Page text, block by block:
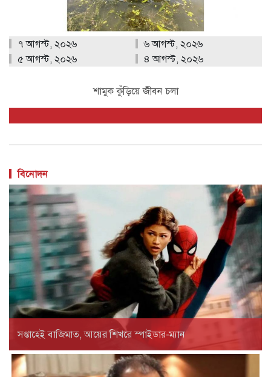
৭ আগস্ট, ২০২৬
৬ আগস্ট, ২০২৬
৫ আগস্ট, ২০২৬
৪ আগস্ট, ২০২৬
শামুক কুঁড়িয়ে জীবন চলা
বিনোদন
সপ্তাহেই বাজিমাত, আয়ের শিখরে স্পাইডার-ম্যান